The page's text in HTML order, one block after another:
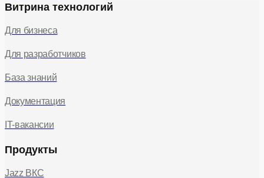
Витрина технологий
Для бизнеса
Для разработчиков
База знаний
Документация
IT-вакансии
Продукты
Jazz ВКС